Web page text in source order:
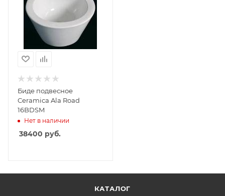
Биде подвесное
Ceramica Ala Road
16BDSM
Нет в наличии
38400 руб.
КАТАЛОГ